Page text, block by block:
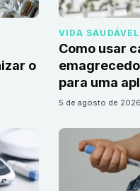
o
VIDA SAUDÁVEL
Como usar
para uma
5 de agosto de 2026